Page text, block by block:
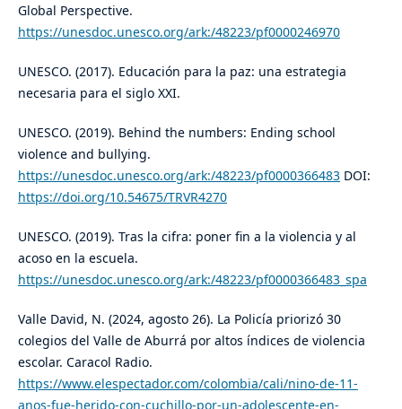
Global Perspective.
https://unesdoc.unesco.org/ark:/48223/pf0000246970
UNESCO. (2017). Educación para la paz: una estrategia
necesaria para el siglo XXI.
UNESCO. (2019). Behind the numbers: Ending school
violence and bullying.
https://unesdoc.unesco.org/ark:/48223/pf0000366483DOI:
https://doi.org/10.54675/TRVR4270
UNESCO. (2019). Tras la cifra: poner fin a la violencia y al
acoso en la escuela.
https://unesdoc.unesco.org/ark:/48223/pf0000366483_spa
Valle David, N. (2024, agosto 26). La Policía priorizó 30
colegios del Valle de Aburrá por altos índices de violencia
escolar. Caracol Radio.
https://www.elespectador.com/colombia/cali/nino-de-11-
anos-fue-herido-con-cuchillo-por-un-adolescente-en-